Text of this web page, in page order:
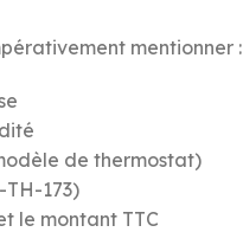
mentionner :
de thermostat)
TH-173)
le montant TTC